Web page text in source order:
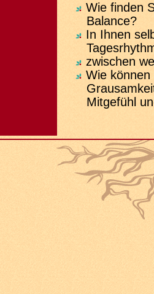
Wie finden
Balance?
In Ihnen
zwischen
Wie
Mitgefühl